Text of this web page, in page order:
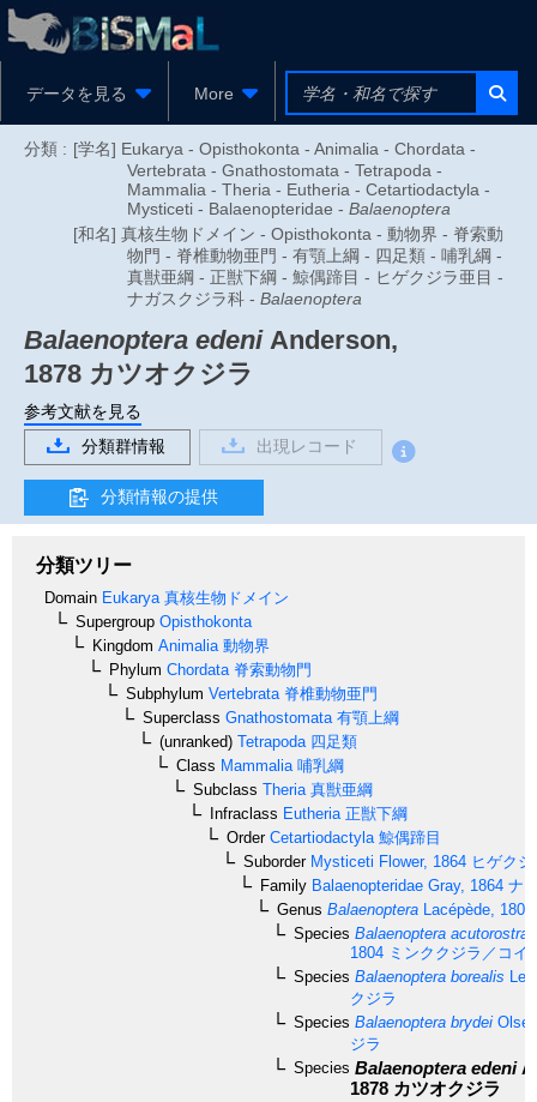
データを見る More
分類 : [学名] Eukarya - Opisthokonta - Animalia - Chordata -
Vertebrata - Gnathostomata - Tetrapoda -
Mammalia - Theria - Eutheria - Cetartiodactyla -
Mysticeti - Balaenopteridae - Balaenoptera
[和名] 真核生物ドメイン - Opisthokonta - 動物界 - 脊索動
物門 - 脊椎動物亜門 - 有顎上綱 - 四足類 - 哺乳綱 -
真獣亜綱 - 正獣下綱 - 鯨偶蹄目 - ヒゲクジラ亜目 -
ナガスクジラ科 - Balaenoptera
Balaenoptera edeniAnderson,
1878 カツオクジラ
参考文献を見る
分類群情報
出現レコード
分類情報の提供
分類ツリー
Domain Eukarya 真核生物ドメイン
Supergroup Opisthokonta
Kingdom Animalia 動物界
Phylum Chordata 脊索動物門
Subphylum Vertebrata 脊椎動物亜門
Superclass Gnathostomata 有顎上綱
(unranked) Tetrapoda 四足類
Class Mammalia 哺乳綱
Subclass Theria 真獣亜綱
Infraclass Eutheria 正獣下綱
OrderCetartiodactyla 鯨偶蹄目
SuborderMysticeti Flower, 1864 ヒゲク
Family Balaenopteridae Gray, 1864 ナ
Genus Balaenoptera Lacépède, 1804
Species Balaenoptera
1804 ミンククジラ／コイ
Species Balaenoptera borealis
クジラ
Species Balaenoptera brydei
ジラ
Species Balaenoptera edeni
1878 カツオクジラ